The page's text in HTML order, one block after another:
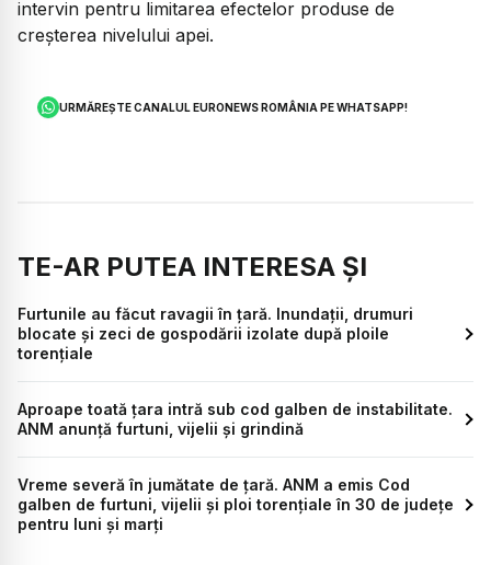
intervin pentru limitarea efectelor produse de
creșterea nivelului apei.
URMĂREȘTE CANALUL EURONEWS ROMÂNIA PE WHATSAPP!
TE-AR PUTEA INTERESA ȘI
Furtunile au făcut ravagii în țară. Inundații, drumuri
blocate și zeci de gospodării izolate după ploile
torențiale
Aproape toată țara intră sub cod galben de instabilitate.
ANM anunță furtuni, vijelii și grindină
Vreme severă în jumătate de țară. ANM a emis Cod
galben de furtuni, vijelii și ploi torențiale în 30 de județe
pentru luni și marți